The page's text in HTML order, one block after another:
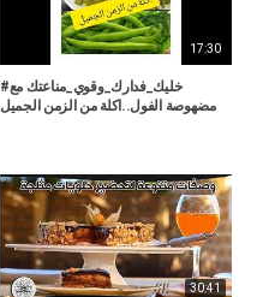
17:30
#خليك_فدارك_وقوي_مناعتك مع
مضهوصة الفول..اكلة من الزمن الجميل
30:41